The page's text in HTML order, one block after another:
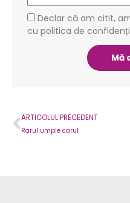
GDPRDeclar că am citit,
cu politica de
Mă
Prev
ARTICOLUL PRECEDENT
Rarul umple carul